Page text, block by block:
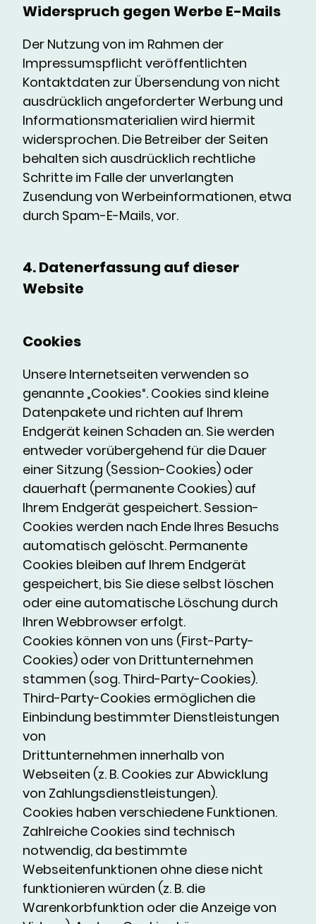
Widerspruch gegen Werbe E-Mails
Der Nutzung von im Rahmen der
Impressumspflicht veröffentlichten
Kontaktdaten zur Übersendung von nicht
ausdrücklich angeforderter Werbung und
Informationsmaterialien wird hiermit
widersprochen. Die Betreiber der Seiten
behalten sich ausdrücklich rechtliche
Schritte im Falle der unverlangten
Zusendung von Werbeinformationen, etwa
durch Spam-E-Mails, vor.
4. Datenerfassung auf dieser
Website
Cookies
Unsere Internetseiten verwenden so
genannte „Cookies“. Cookies sind kleine
Datenpakete und richten auf Ihrem
Endgerät keinen Schaden an. Sie werden
entweder vorübergehend für die Dauer
einer Sitzung (Session-Cookies) oder
dauerhaft (permanente Cookies) auf
Ihrem Endgerät gespeichert. Session-
Cookies werden nach Ende Ihres Besuchs
automatisch gelöscht. Permanente
Cookies bleiben auf Ihrem Endgerät
gespeichert, bis Sie diese selbst löschen
oder eine automatische Löschung durch
Ihren Webbrowser erfolgt.
Cookies können von uns (First-Party-
Cookies) oder von Drittunternehmen
stammen (sog. Third-Party-Cookies).
Third-Party-Cookies ermöglichen die
Einbindung bestimmter Dienstleistungen
von
Drittunternehmen innerhalb von
Webseiten (z. B. Cookies zur Abwicklung
von Zahlungsdienstleistungen).
Cookies haben verschiedene Funktionen.
Zahlreiche Cookies sind technisch
notwendig, da bestimmte
Webseitenfunktionen ohne diese nicht
funktionieren würden (z. B. die
Warenkorbfunktion oder die Anzeige von